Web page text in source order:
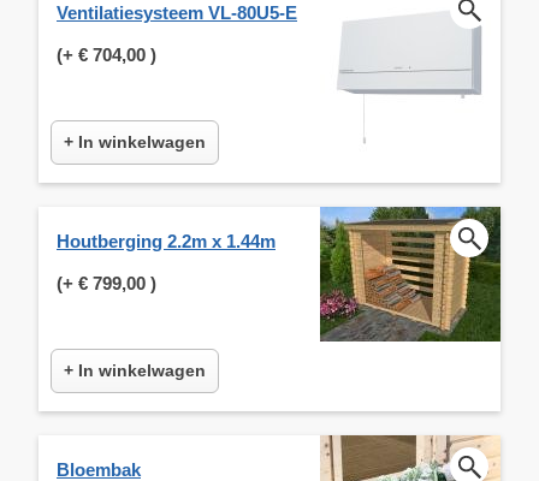
Ventilatiesysteem VL-80U5-E
(+ € 704,00 )
+ In winkelwagen
Houtberging 2.2m x 1.44m
(+ € 799,00 )
+ In winkelwagen
Bloembak